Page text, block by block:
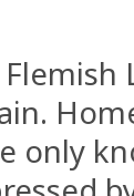
only